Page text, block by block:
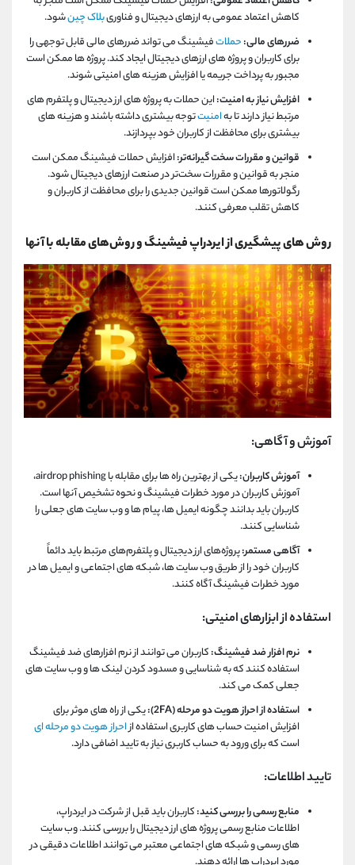
کاهش اعتماد عمومی به ارزهای دیجیتال و فناوریبلاک چینشود.
ضررهای مالی:حملاتفیشینگ می تواند ضررهای مالی قابل توجهی را
برای کاربران و پروژه های ارزهای دیجیتال ایجاد کند. پروژه ها ممکن است
مجبور به پرداخت جریمه یا افزایش هزینه های امنیتی شوند.
افزایش نیاز به امنیت:این حملات به پروژه های ارز دیجیتال و پلتفرم های
مرتبط نیاز دارند تا بهامنیتتوجه بیشتری داشته باشند و هزینه های
بیشتری برای محافظت از کاربران خود بپردازند.
قوانین و مقررات سخت‌ گیرانه‌تر:افزایش حملات فیشینگ ممکن است
منجر به قوانین و مقررات سخت‌تر در صنعت ارزهای دیجیتال شود.
رگولاتورها ممکن است قوانین جدیدی را برای محافظت از کاربران و
کاهش تقلب معرفی کنند.
روش های پیشگیری از ایردراپ فیشینگ و روش‌های مقابله با آنها
آموزش و آگاهی:
آموزش کاربران:یکی از بهترین راه ها برای مقابله باairdrop phishing،
آموزش کاربران در مورد خطرات فیشینگ و نحوه تشخیص آنها است.
کاربران باید بدانند چگونه ایمیل ها، پیام ها و وب سایت های جعلی را
شناسایی کنند.
آگاهی مستمر:پروژه‌های ارز دیجیتال و پلتفرم‌های مرتبط باید دائماً
کاربران خود را از طریق وب‌ سایت ‌ها، شبکه‌ های اجتماعی و ایمیل ‌ها در
مورد خطرات فیشینگ آگاه کنند.
استفاده از ابزارهای امنیتی:
نرم افزار ضد فیشینگ:کاربران می توانند از نرم افزارهای ضد فیشینگ
استفاده کنند که به شناسایی و مسدود کردن لینک ها و وب سایت های
جعلی کمک می کند.
استفاده از احراز هویت دو مرحله (FA
2): یکی از راه های موثر برای
افزایش امنیت حساب های کاربری استفاده ازاحراز هویت دو مرحله ای
است که برای ورود به حساب کاربری نیاز به تایید اضافی دارد.
تایید اطلاعات:
منابع رسمی را بررسی کنید:کاربران باید قبل از شرکت در ایردراپ،
اطلاعات منابع رسمی پروژه های ارز دیجیتال را بررسی کنند. وب سایت
های رسمی و شبکه های اجتماعی معتبر می توانند اطلاعات دقیقی در